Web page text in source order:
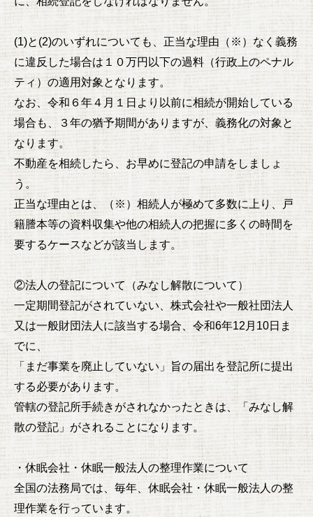
(1)と(2)のいずれについても、正当な理由（※）なく義務
に違反した場合は１０万円以下の過料（行政上のペナル
ティ）の適用対象となります。
なお、令和６年４月１日より以前に相続が開始している
場合も、３年の猶予期間がありますが、義務化の対象と
なります。
不動産を相続したら、お早めに登記の申請をしましょ
う。
正当な理由とは、（※）相続人が極めて多数に上り、戸
籍謄本等の資料収集や他の相続人の把握に多くの時間を
要するケースなどが該当します。
②法人の登記について（みなし解散について）
一定期間登記がされていない、株式会社や一般社団法人
又は一般財団法人に該当する場合、令和6年12月10日ま
でに、
「まだ事業を廃止していない」旨の届出を登記所に提出
する必要があります。
管轄の登記所手続きがされなかったときは、「みなし解
散の登記」がされることになります。
・休眠会社・休眠一般法人の整理作業について
全国の法務局では、毎年、休眠会社・休眠一般法人の整
理作業を行っています。